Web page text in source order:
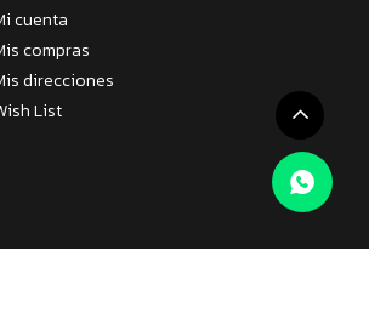
cuenta
compras
direcciones
List